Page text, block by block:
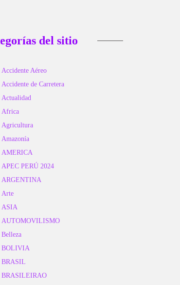
del sitio
Accidente Aéreo
Accidente de Carretera
Actualidad
Africa
Agricultura
Amazonía
AMERICA
APEC PERÚ 2024
ARGENTINA
Arte
ASIA
AUTOMOVILISMO
Belleza
BOLIVIA
BRASIL
BRASILEIRAO